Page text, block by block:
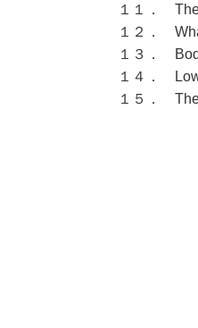
１１．
１２．
１３．
１４．
１５．